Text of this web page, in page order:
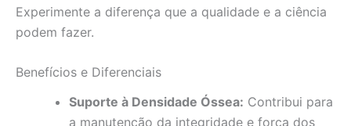
Experimente a diferença que a qualidade e a ciência
podem fazer.
Benefícios e Diferenciais
Suporte à Densidade Óssea: Contribui para
a manutenção da integridade e força dos